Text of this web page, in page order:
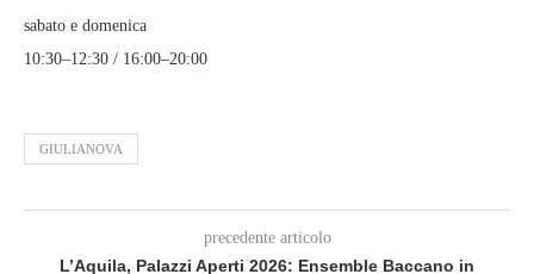
sabato e domenica
10:30–12:30 / 16:00–20:00
GIULIANOVA
precedente articolo
L’Aquila, Palazzi Aperti 2026: Ensemble Baccano in